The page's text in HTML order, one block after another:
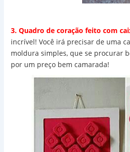
3. Quadro de coração feito com
incrível! Você irá precisar de uma
moldura simples, que se procurar
por um preço bem camarada!